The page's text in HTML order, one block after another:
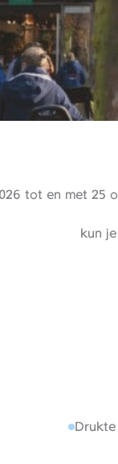
tot en met 25
kun
Drukte